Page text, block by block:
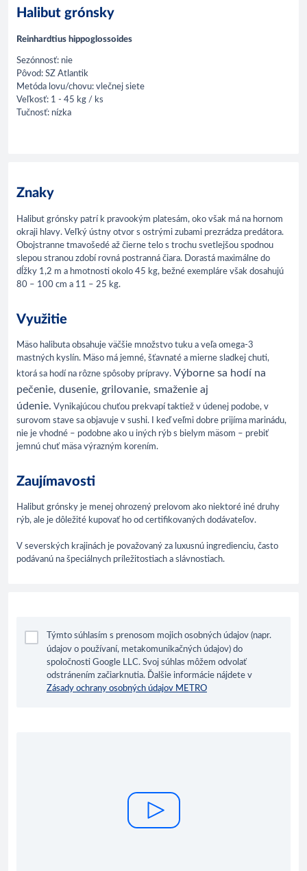
Halibut grónsky
Reinhardtius hippoglossoides
Sezónnosť: nie
Pôvod: SZ Atlantik
Metóda lovu/chovu: vlečnej siete
Veľkosť: 1 - 45 kg / ks
Tučnosť: nízka
Znaky
Halibut grónsky patrí k pravookým platesám, oko však má na hornom
okraji hlavy. Veľký ústny otvor s ostrými zubami prezrádza predátora.
Obojstranne tmavošedé až čierne telo s trochu svetlejšou spodnou
slepou stranou zdobí rovná postranná čiara. Dorastá maximálne do
dĺžky 1,2 m a hmotnosti okolo 45 kg, bežné exempláre však dosahujú
80 – 100 cm a 11 – 25 kg.
Využitie
Mäso halibuta obsahuje väčšie množstvo tuku a veľa omega-3
mastných kyslín. Mäso má jemné, šťavnaté a mierne sladkej chuti,
ktorá sa hodí na rôzne spôsoby prípravy. Výborne sa hodí na
pečenie, dusenie, grilovanie, smaženie aj
údenie. Vynikajúcou chuťou prekvapí taktiež v údenej podobe, v
surovom stave sa objavuje v sushi. I keď veľmi dobre prijíma marinádu,
nie je vhodné – podobne ako u iných rýb s bielym mäsom – prebiť
jemnú chuť mäsa výrazným korením.
Zaujímavosti
Halibut grónsky je menej ohrozený prelovom ako niektoré iné druhy
rýb, ale je dôležité kupovať ho od certifikovaných dodávateľov.
V severských krajinách je považovaný za luxusnú ingredienciu, často
podávanú na špeciálnych príležitostiach a slávnostiach.
Týmto súhlasím s prenosom mojich osobných údajov (napr.
údajov o používaní, metakomunikačných údajov) do
spoločnosti Google LLC. Svoj súhlas môžem odvolať
odstránením začiarknutia. Ďalšie informácie nájdete v
Zásady ochrany osobných údajov METRO